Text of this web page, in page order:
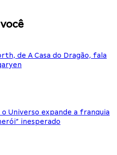
de A Casa do Dragão, fala
Universo expande a franquia
inesperado